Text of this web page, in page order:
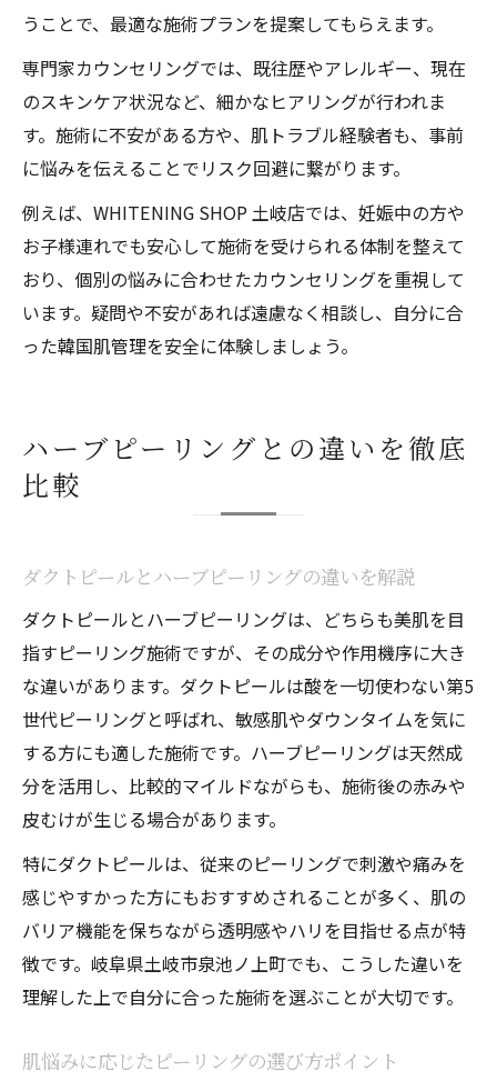
うことで、最適な施術プランを提案してもらえます。
専門家カウンセリングでは、既往歴やアレルギー、現在
のスキンケア状況など、細かなヒアリングが行われま
す。施術に不安がある方や、肌トラブル経験者も、事前
に悩みを伝えることでリスク回避に繋がります。
例えば、WHITENING SHOP 土岐店では、妊娠中の方や
お子様連れでも安心して施術を受けられる体制を整えて
おり、個別の悩みに合わせたカウンセリングを重視して
います。疑問や不安があれば遠慮なく相談し、自分に合
った韓国肌管理を安全に体験しましょう。
ハーブピーリングとの違いを徹底
比較
ダクトピールとハーブピーリングの違いを解説
ダクトピールとハーブピーリングは、どちらも美肌を目
指すピーリング施術ですが、その成分や作用機序に大き
な違いがあります。ダクトピールは酸を一切使わない第5
世代ピーリングと呼ばれ、敏感肌やダウンタイムを気に
する方にも適した施術です。ハーブピーリングは天然成
分を活用し、比較的マイルドながらも、施術後の赤みや
皮むけが生じる場合があります。
特にダクトピールは、従来のピーリングで刺激や痛みを
感じやすかった方にもおすすめされることが多く、肌の
バリア機能を保ちながら透明感やハリを目指せる点が特
徴です。岐阜県土岐市泉池ノ上町でも、こうした違いを
理解した上で自分に合った施術を選ぶことが大切です。
肌悩みに応じたピーリングの選び方ポイント